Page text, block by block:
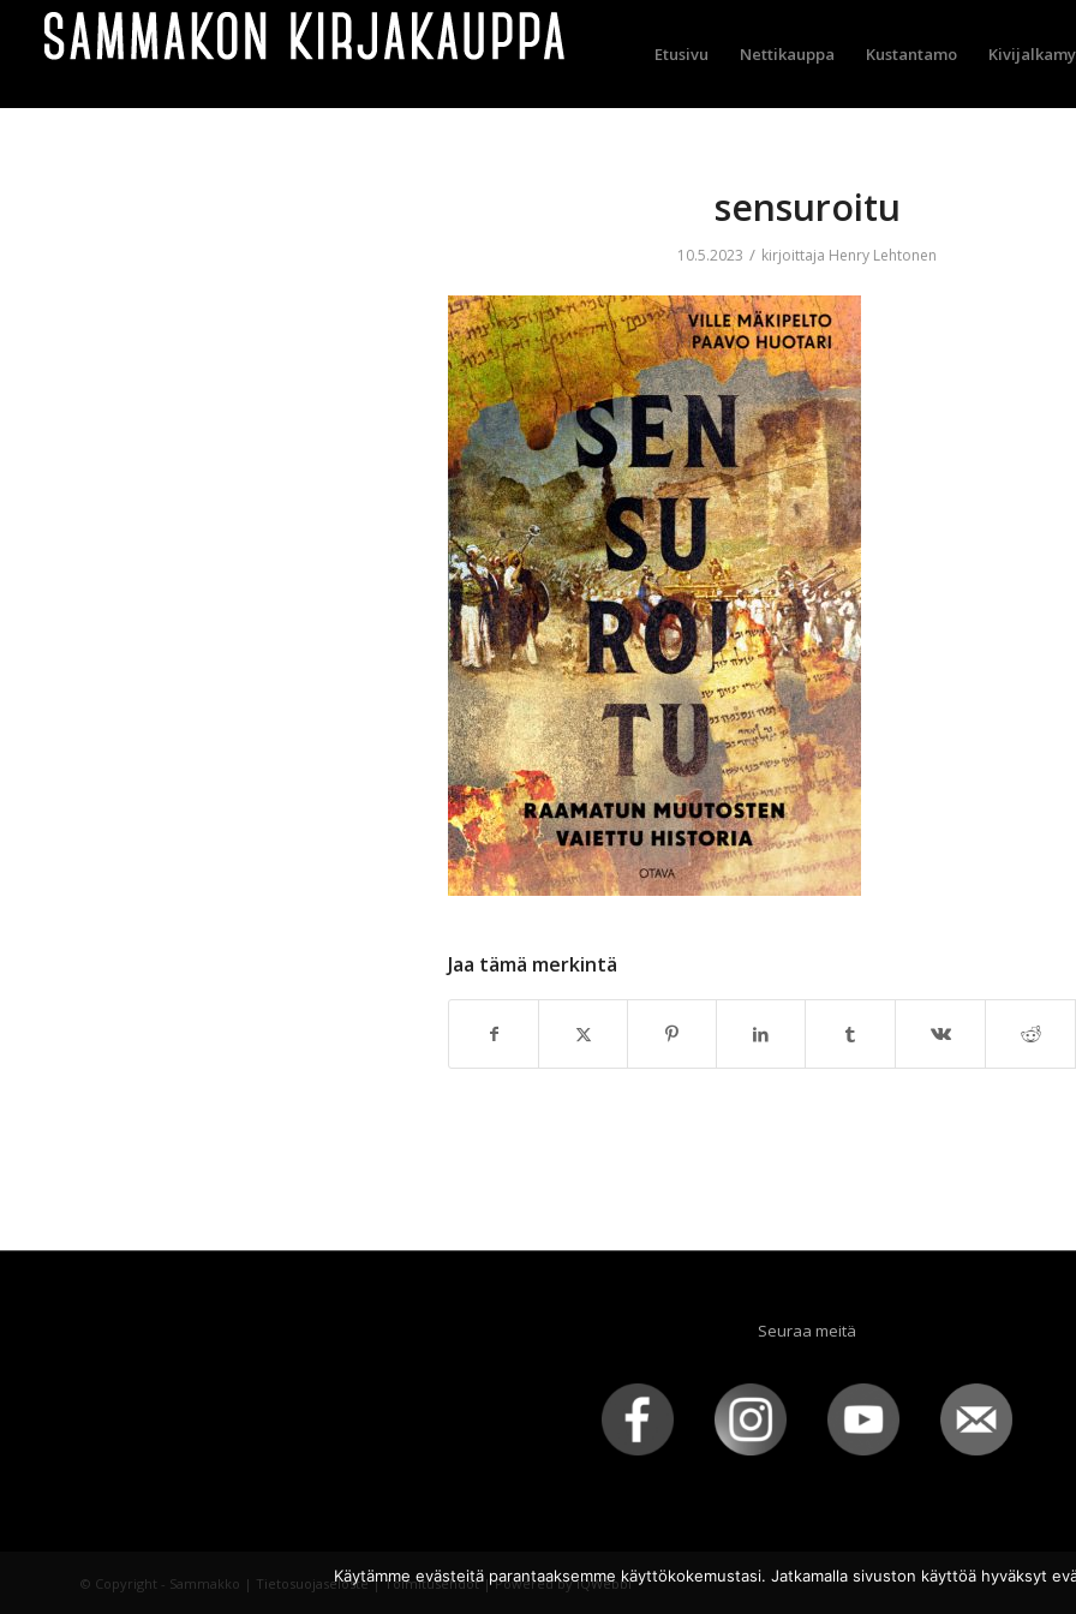
Etusivu Nettikauppa Kustantamo
sensuroitu
10.5.2023 / kirjoittaja Henry Lehtonen
Jaa tämä merkintä
Seuraa meitä
© Copyright - Sammakko | Tietosuojaseloste|Toimitusehdot| Powered byiQWebbi
Käytämme evästeitä parantaaksemme käyttökokemustasi. Jatkamalla sivuston käyttöä hyväksyt